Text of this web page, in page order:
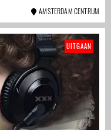
AMSTERDAM CENTRUM
UITGAAN